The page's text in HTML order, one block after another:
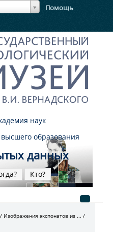
Помощь
наук
образования
данных
Кто?
Изображения экспонатов из ...